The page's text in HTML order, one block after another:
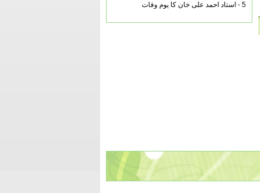
5 -
استاد احمد علی خان کا یوم وفات